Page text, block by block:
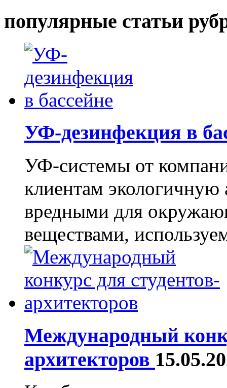
популярные статьи
УФ-дезинфекция в
УФ-системы от
клиентам экологичную
вредными для
веществами,
Международный
архитекторов